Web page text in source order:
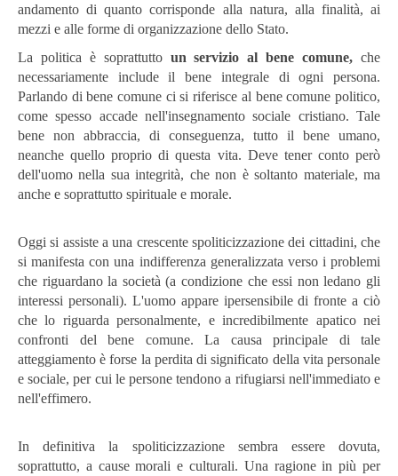
andamento di quanto corrisponde alla natura, alla finalità, ai
mezzi e alle forme di organizzazione dello Stato.
La politica è soprattutto un servizio al bene comune, che
necessariamente include il bene integrale di ogni persona.
Parlando di bene comune ci si riferisce al bene comune politico,
come spesso accade nell'insegnamento sociale cristiano. Tale
bene non abbraccia, di conseguenza, tutto il bene umano,
neanche quello proprio di questa vita. Deve tener conto però
dell'uomo nella sua integrità, che non è soltanto materiale, ma
anche e soprattutto spirituale e morale.
Oggi si assiste a una crescente spoliticizzazione dei cittadini, che
si manifesta con una indifferenza generalizzata verso i problemi
che riguardano la società (a condizione che essi non ledano gli
interessi personali). L'uomo appare ipersensibile di fronte a ciò
che lo riguarda personalmente, e incredibilmente apatico nei
confronti del bene comune. La causa principale di tale
atteggiamento è forse la perdita di significato della vita personale
e sociale, per cui le persone tendono a rifugiarsi nell'immediato e
nell'effimero.
In definitiva la spoliticizzazione sembra essere dovuta,
soprattutto, a cause morali e culturali. Una ragione in più per